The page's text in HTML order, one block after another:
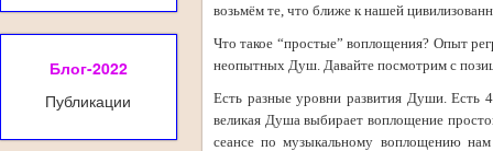
Блог-2022
Публикации
возьмём те, что ближе к нашей
Что такое “простые” воплощения? Опыт
неопытных Душ. Давайте посмотрим с
Есть разные уровни развития Души. Есть
великая Душа выбирает воплощение
сеансе по музыкальному воплощению